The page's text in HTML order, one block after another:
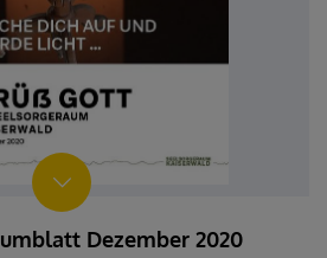
Dezember 2020